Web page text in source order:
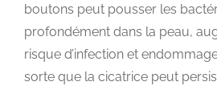
boutons peut pousser les
profondément dans la peau,
risque d’infection et
sorte que la cicatrice peut